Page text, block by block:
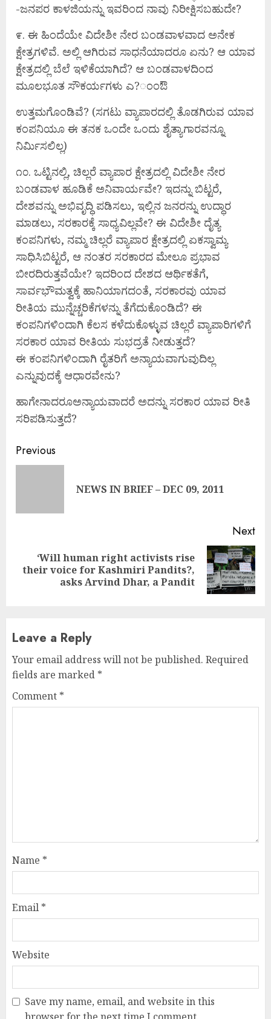
-ಜನಪರ ಕಾಳಜಿಯನ್ನು ಇವರಿಂದ ನಾವು ನಿರೀಕ್ಷಿಸಬಹುದೇ?
೯. ಈ ಹಿಂದೆಯೇ ವಿದೇಶೀ ನೇರ ಬಂಡವಾಳವಾದ ಅನೇಕ
ಕ್ಷೇತ್ರಗಳಿವೆ. ಅಲ್ಲಿ ಆಗಿರುವ ಸಾಧನೆಯಾದರೂ ಏನು? ಆ ಯಾವ
ಕ್ಷೇತ್ರದಲ್ಲಿ ಬೆಲೆ ಇಳಿಕೆಯಾಗಿದೆ? ಆ ಬಂಡವಾಳದಿಂದ
ಮೂಲಭೂತ ಸೌಕರ್ಯಗಳು ಎ?ಂಂಔ
ಉತ್ತಮಗೊಂಡಿವೆ? (ಸಗಟು ವ್ಯಾಪಾರದಲ್ಲಿ ತೊಡಗಿರುವ ಯಾವ
ಕಂಪನಿಯೂ ಈ ತನಕ ಒಂದೇ ಒಂದು ಶೈತ್ಯಾಗಾರವನ್ನೂ
ನಿರ್ಮಿಸಲಿಲ್ಲ)
೧೦. ಒಟ್ಟಿನಲ್ಲಿ, ಚಿಲ್ಲರೆ ವ್ಯಾಪಾರ ಕ್ಷೇತ್ರದಲ್ಲಿ ವಿದೇಶೀ ನೇರ
ಬಂಡವಾಳ ಹೂಡಿಕೆ ಅನಿವಾರ್ಯವೇ? ಇದನ್ನು ಬಿಟ್ಟರೆ,
ದೇಶವನ್ನು ಅಭಿವೃದ್ಧಿ ಪಡಿಸಲು, ಇಲ್ಲಿನ ಜನರನ್ನು ಉದ್ಧಾರ
ಮಾಡಲು, ಸರಕಾರಕ್ಕೆ ಸಾಧ್ಯವಿಲ್ಲವೇ? ಈ ವಿದೇಶೀ ದೈತ್ಯ
ಕಂಪನಿಗಳು, ನಮ್ಮ ಚಿಲ್ಲರೆ ವ್ಯಾಪಾರ ಕ್ಷೇತ್ರದಲ್ಲಿ ಏಕಸ್ವಾಮ್ಯ
ಸಾಧಿಸಿಬಿಟ್ಟರೆ, ಆ ನಂತರ ಸರಕಾರದ ಮೇಲೂ ಪ್ರಭಾವ
ಬೀರದಿರುತ್ತವೆಯೇ? ಇದರಿಂದ ದೇಶದ ಆರ್ಥಿಕತೆಗೆ,
ಸಾರ್ವಭೌಮತ್ವಕ್ಕೆ ಹಾನಿಯಾಗದಂತೆ, ಸರಕಾರವು ಯಾವ
ರೀತಿಯ ಮುನ್ನೆಚ್ಚರಿಕೆಗಳನ್ನು ತೆಗೆದುಕೊಂಡಿದೆ? ಈ
ಕಂಪನಿಗಳಿಂದಾಗಿ ಕೆಲಸ ಕಳೆದುಕೊಳ್ಳುವ ಚಿಲ್ಲರೆ ವ್ಯಾಪಾರಿಗಳಿಗೆ
ಸರಕಾರ ಯಾವ ರೀತಿಯ ಸುಭದ್ರತೆ ನೀಡುತ್ತದೆ?
ಈ ಕಂಪನಿಗಳಿಂದಾಗಿ ರೈತರಿಗೆ ಅನ್ಯಾಯವಾಗುವುದಿಲ್ಲ
ಎನ್ನುವುದಕ್ಕೆ ಆಧಾರವೇನು?
ಹಾಗೇನಾದರೂಅನ್ಯಾಯವಾದರೆ ಅದನ್ನು ಸರಕಾರ ಯಾವ ರೀತಿ
ಸರಿಪಡಿಸುತ್ತದೆ?
Continue
Previous
NEWS IN BRIEF – DEC 09, 2011
Next
Next
‘Will human right activists rise
their voice for Kashmiri Pandits?,
asks Arvind Dhar, a Pandit
Leave a Reply
Your email address will not be published. Required
fields are marked *
Comment *
Name *
Email *
Website
Save my name, email, and website in this